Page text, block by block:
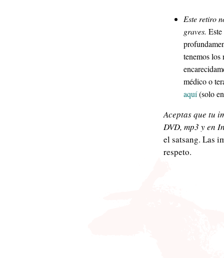
Este retiro
graves.
tenemos los
médico o
aquí(solo
Aceptas que tu
DVD, mp3 y en
el satsang. Las
respeto.